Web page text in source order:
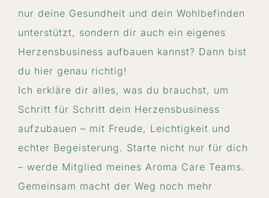
nur deine Gesundheit und dein Wohlbefinden
unterstützt, sondern dir auch ein eigenes
Herzensbusiness aufbauen kannst? Dann bist
du hier genau richtig!
Ich erkläre dir alles, was du brauchst, um
Schritt für Schritt dein Herzensbusiness
aufzubauen – mit Freude, Leichtigkeit und
echter Begeisterung. Starte nicht nur für dich
– werde Mitglied meines Aroma Care Teams.
Gemeinsam macht der Weg noch mehr